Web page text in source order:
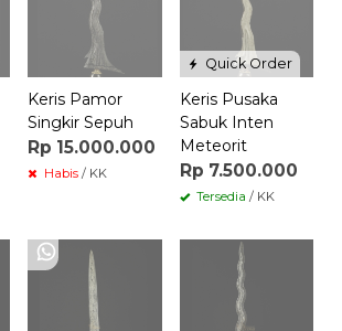
Keris Pamor
Singkir Sepuh
Rp 15.000.000
Habis / KK
Quick Order
Keris Pusaka
Sabuk Inten
Meteorit
Rp 7.500.000
Tersedia / KK